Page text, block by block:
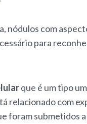
nódulos com
para
que é um tipo
relacionado com
foram submetidos